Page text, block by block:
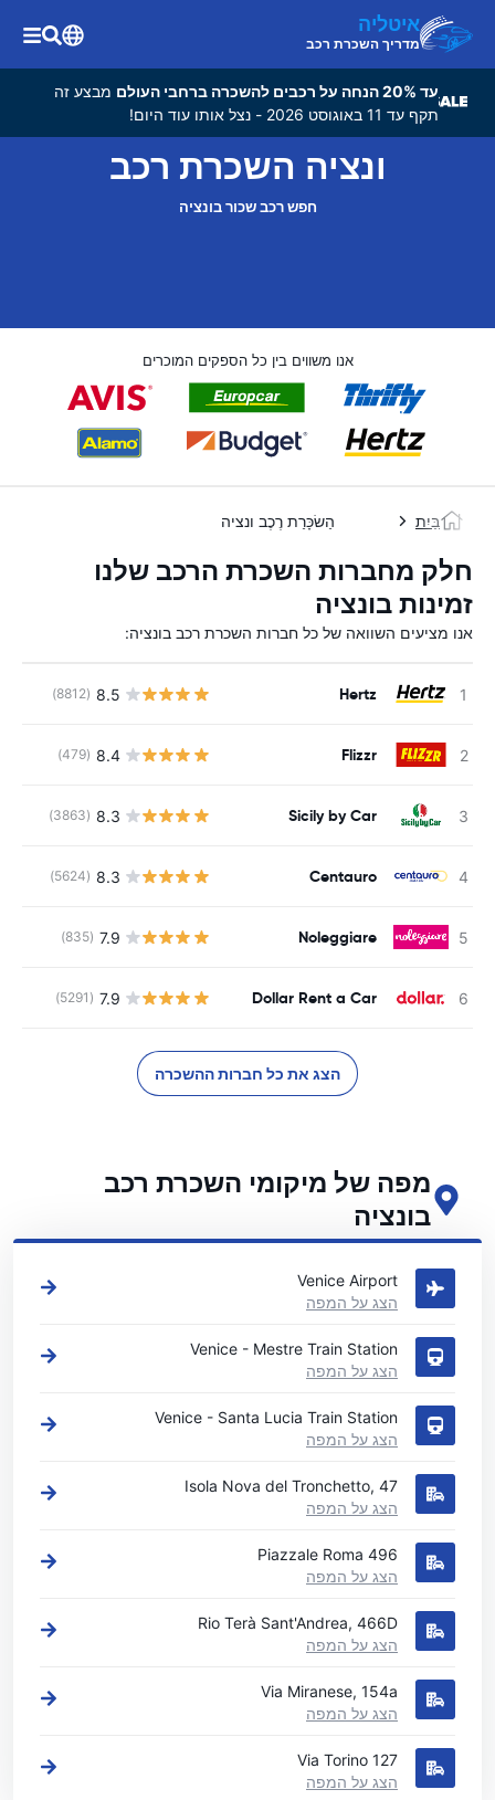
איטליה
מדריך השכרת רכב
עד 20% הנחה על רכבים להשכרה ברחבי העולם
מבצע זה
תקף עד 11 באוגוסט 2026 - נצל אותו עוד היום!
ונציה השכרת רכב
חפש רכב שכור בונציה
אנו משווים בין כל הספקים המוכרים
בַּיִת הַשׂכָּרַת רֶכֶב ונציה
חלק מחברות השכרת הרכב שלנו
זמינות בונציה
אנו מציעים השוואה של כל חברות השכרת רכב בונציה:
Hertz
8.5
(8812)
Flizzr
8.4
(479)
Sicily by Car
8.3
(3863)
Centauro
8.3
(5624)
Noleggiare
7.9
(835)
Dollar Rent a Car
7.9
(5291)
הצג את כל חברות ההשכרה
מפה של מיקומי השכרת רכב
בונציה
ראה את מיקומי השכרת הרכב העיקריים שלנו בונציה
Venice Airport
הצג על המפה
Venice - Mestre Train Station
הצג על המפה
Venice - Santa Lucia Train Station
הצג על המפה
Isola Nova del Tronchetto, 47
הצג על המפה
Piazzale Roma 496
הצג על המפה
Rio Terà Sant'Andrea, 466D
הצג על המפה
Via Miranese, 154a
הצג על המפה
Via Torino 127
הצג על המפה